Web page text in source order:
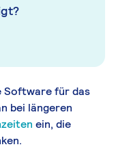
Software für das
bei längeren
ein, die